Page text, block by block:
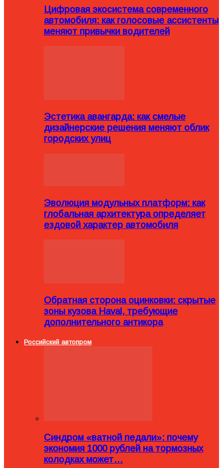
Цифровая экосистема современного
автомобиля: как голосовые ассистенты
меняют привычки водителей
Эстетика авангарда: как смелые
дизайнерские решения меняют облик
городских улиц
Эволюция модульных платформ: как
глобальная архитектура определяет
ездовой характер автомобиля
Обратная сторона оцинковки: скрытые
зоны кузова Haval, требующие
дополнительного антикора
Российский автопром
Синдром «ватной педали»: почему
экономия 1000 рублей на тормозных
колодках может…